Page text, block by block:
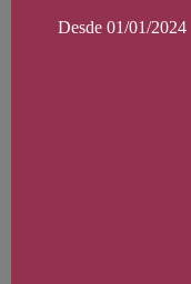
Desde 01/01/2024